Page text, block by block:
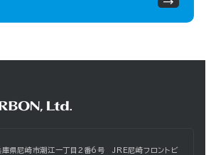
尼崎市潮江一丁目2番6号 JRE尼崎フロントビ